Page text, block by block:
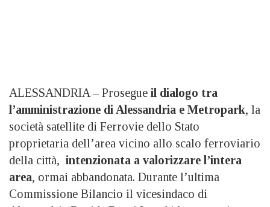
ALESSANDRIA – Prosegue il dialogo tra
l’amministrazione di Alessandria e Metropark, la
società satellite di Ferrovie dello Stato
proprietaria dell’area vicino allo scalo ferroviario
della città, intenzionata a valorizzare l’intera
area, ormai abbandonata. Durante l’ultima
Commissione Bilancio il vicesindaco di